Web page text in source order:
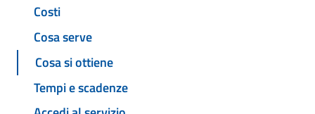
Costi
Cosa serve
Cosa si ottiene
Tempi e scadenze